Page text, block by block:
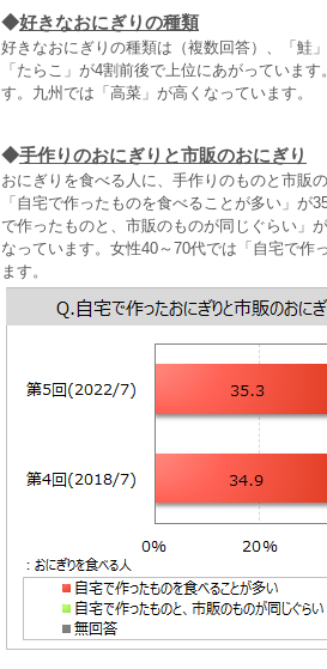
◆好きなおにぎりの種類
好きなおにぎりの種類は（複数回答）、「鮭
「たらこ」が4割前後で上位にあがっていま
す。九州では「高菜」が高くなっています。
◆手作りのおにぎりと市販のおにぎり
おにぎりを食べる人に、手作りのものと市販
「自宅で作ったものを食べることが多い」
で作ったものと、市販のものが同じぐらい」
なっています。女性40～70代では「自宅で作
ます。